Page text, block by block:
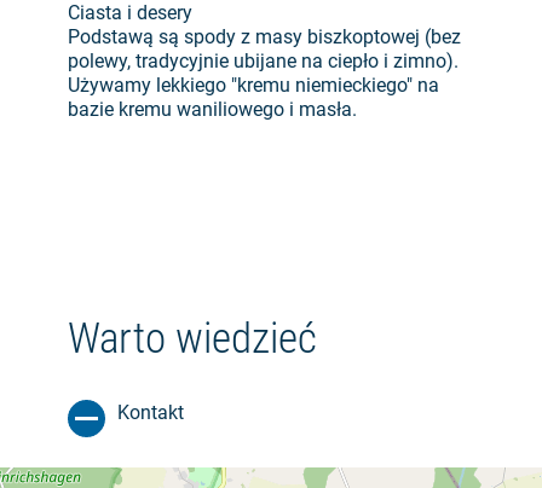
Ciasta i desery
Podstawą są spody z masy biszkoptowej (bez
polewy, tradycyjnie ubijane na ciepło i zimno).
Używamy lekkiego "kremu niemieckiego" na
bazie kremu waniliowego i masła.
Warto wiedzieć
Kontakt